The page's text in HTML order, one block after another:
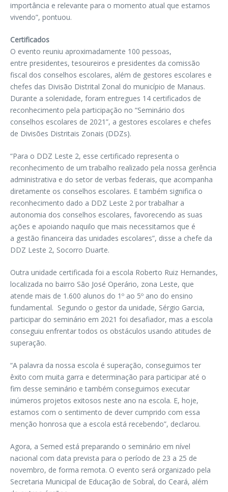
importância e relevante para o momento atual que estamos
vivendo”, pontuou.
Certificados
O evento reuniu aproximadamente 100 pessoas,
entre presidentes, tesoureiros e presidentes da comissão
fiscal dos conselhos escolares, além de gestores escolares e
chefes das Divisão Distrital Zonal do município de Manaus.
Durante a solenidade, foram entregues 14 certificados de
reconhecimento pela participação no “Seminário dos
conselhos escolares de 2021”, a gestores escolares e chefes
de Divisões Distritais Zonais (DDZs).
“Para o DDZ Leste 2, esse certificado representa o
reconhecimento de um trabalho realizado pela nossa gerência
administrativa e do setor de verbas federais, que acompanha
diretamente os conselhos escolares. E também significa o
reconhecimento dado a DDZ Leste 2 por trabalhar a
autonomia dos conselhos escolares, favorecendo as suas
ações e apoiando naquilo que mais necessitamos que é
a gestão financeira das unidades escolares”, disse a chefe da
DDZ Leste 2, Socorro Duarte.
Outra unidade certificada foi a escola Roberto Ruiz Hernandes,
localizada no bairro São José Operário, zona Leste, que
atende mais de 1.600 alunos do 1º ao 5º ano do ensino
fundamental. Segundo o gestor da unidade, Sérgio Garcia,
participar do seminário em 2021 foi desafiador, mas a escola
conseguiu enfrentar todos os obstáculos usando atitudes de
superação.
“A palavra da nossa escola é superação, conseguimos ter
êxito com muita garra e determinação para participar até o
fim desse seminário e também conseguimos executar
inúmeros projetos exitosos neste ano na escola. E, hoje,
estamos com o sentimento de dever cumprido com essa
menção honrosa que a escola está recebendo”, declarou.
Agora, a Semed está preparando o seminário em nível
nacional com data prevista para o período de 23 a 25 de
novembro, de forma remota. O evento será organizado pela
Secretaria Municipal de Educação de Sobral, do Ceará, além